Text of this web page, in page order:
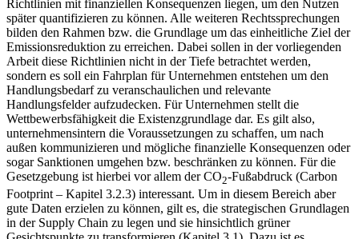
Da der Antrieb für Unternehmen vor allem durch die finanziellen
Sanktionen verstärkt wird, soll der Schwerpunkt der Arbeit auf
Richtlinien mit finanziellen Konsequenzen liegen, um den Nutzen
später quantifizieren zu können. Alle weiteren Rechtssprechungen
bilden den Rahmen bzw. die Grundlage um das einheitliche Ziel der
Emissionsreduktion zu erreichen. Dabei sollen in der vorliegenden
Arbeit diese Richtlinien nicht in der Tiefe betrachtet werden,
sondern es soll ein Fahrplan für Unternehmen entstehen um den
Handlungsbedarf zu veranschaulichen und relevante
Handlungsfelder aufzudecken. Für Unternehmen stellt die
Wettbewerbsfähigkeit die Existenzgrundlage dar. Es gilt also,
unternehmensintern die Voraussetzungen zu schaffen, um nach
außen kommunizieren und mögliche finanzielle Konsequenzen oder
sogar Sanktionen umgehen bzw. beschränken zu können. Für die
Gesetzgebung ist hierbei vor allem der CO2-Fußabdruck (Carbon
Footprint – Kapitel 3.2.3) interessant. Um in diesem Bereich aber